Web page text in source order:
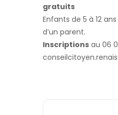
gratuits
Enfants de 5 à 12
d’un parent.
Inscriptions au 06